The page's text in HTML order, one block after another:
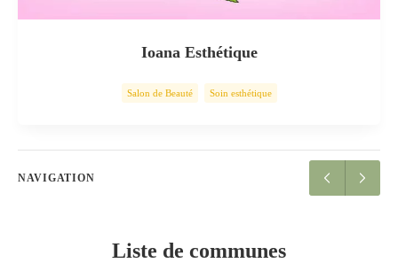
Ioana Esthétique
Salon de Beauté Soin esthétique
NAVIGATION
Liste de communes